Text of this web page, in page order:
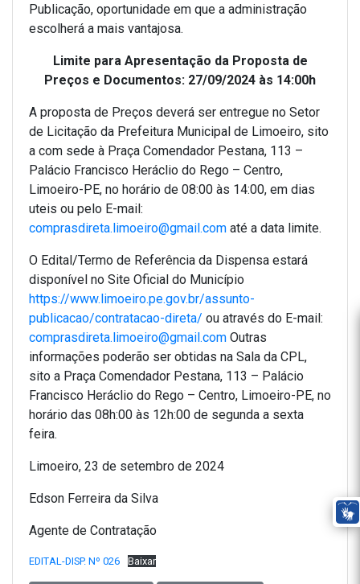
Publicação, oportunidade em que a administração
escolherá a mais vantajosa.
Limite para Apresentação da Proposta de
Preços e Documentos: 27/09/2024 às 14:00h
A proposta de Preços deverá ser entregue no Setor
de Licitação da Prefeitura Municipal de Limoeiro, sito
a com sede à Praça Comendador Pestana, 113 –
Palácio Francisco Heráclio do Rego – Centro,
Limoeiro-PE, no horário de 08:00 às 14:00, em dias
uteis ou pelo E-mail:
comprasdireta.limoeiro@gmail.com até a data limite.
O Edital/Termo de Referência da Dispensa estará
disponível no Site Oficial do Município
https://www.limoeiro.pe.gov.br/assunto-
publicacao/contratacao-direta/ ou através do E-mail:
comprasdireta.limoeiro@gmail.com Outras
informações poderão ser obtidas na Sala da CPL,
sito a Praça Comendador Pestana, 113 – Palácio
Francisco Heráclio do Rego – Centro, Limoeiro-PE, no
horário das 08h:00 às 12h:00 de segunda a sexta
feira.
Limoeiro, 23 de setembro de 2024
Edson Ferreira da Silva
Agente de Contratação
EDITAL-DISP. Nº 026 Baixar